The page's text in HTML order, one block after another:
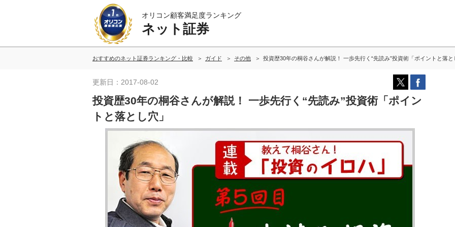
オリコン顧客満足度ランキング
ネット証券
おすすめのネット証券ランキング・比較 ガイド その他 投資歴30年の桐谷さんが解説！ 一歩先行く“先読み”投資術「ポイントと落と
更新日：2017-08-02
投資歴30年の桐谷さんが解説！ 一歩先行く“先読み”投資術「ポイン
トと落とし穴」